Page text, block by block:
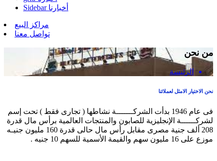
Sidebar أخبارنا
مراكز البيع
تواصل معنا
من نحن
الرئيسة
نحن الاختيار الامثل لعملائنا
فى عام 1946 بدأت الشركـــــــة نشاطها ( تجارى فقط ) تحت إسم
لشركــــــة الإنجليزية للصابون والمنتجات العالمية برأس مال قدرة
208 ألف جنية مصرى مقابل رأس مال حالى قدرة 160 مليون جنيـه
موزع على 16 مليون سهم والقيمة الأسمية للسهم 10 جنيه .